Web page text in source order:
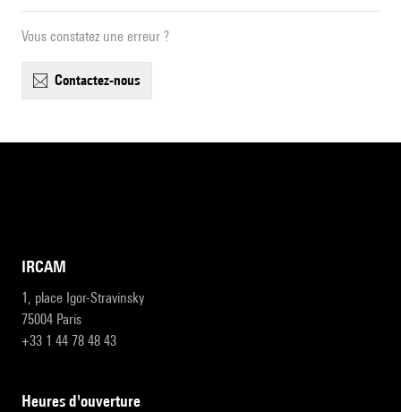
Vous constatez une erreur ?
contactez-nous
IRCAM
1, place Igor-Stravinsky
75004 Paris
+33 1 44 78 48 43
heures d'ouverture